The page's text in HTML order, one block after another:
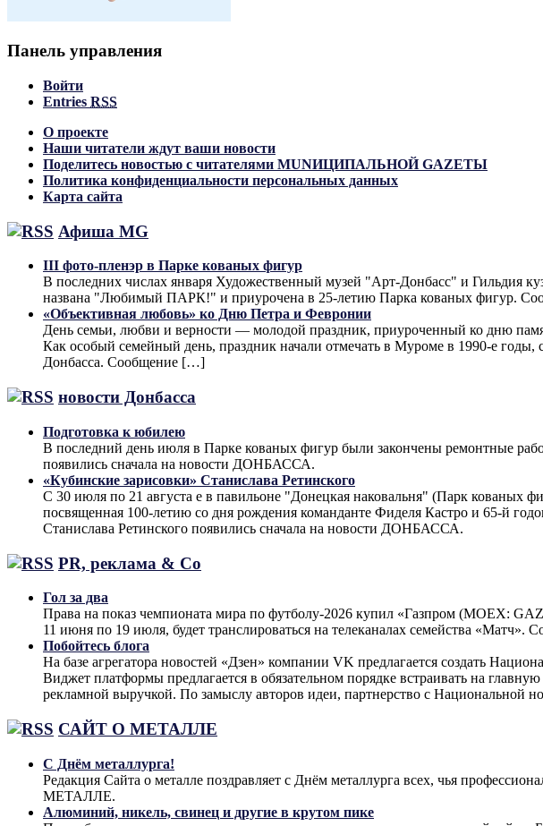
Панель управления
Войти
Entries RSS
О проекте
Наши читатели ждут ваши новости
Поделитесь новостью с читателями MUNИЦИПАЛЬНОЙ GAZЕТЫ
Политика конфиденциальности персональных данных
Карта сайта
Афиша MG
III фото-пленэр в Парке кованых фигур
В последних числах января Художественный музей "Арт-Донбасс" и Гильдия
названа "Любимый ПАРК!" и приурочена в 25-летию Парка кованых фигур.
«Объективная любовь» ко Дню Петра и Февронии
День семьи, любви и верности — молодой праздник, приуроченный ко дню
Как особый семейный день, праздник начали отмечать в Муроме в 1990-е
Донбасса. Сообщение […]
новости Донбасса
Подготовка к юбилею
В последний день июля в Парке кованых фигур были закончены ремонтные
появились сначала на новости ДОНБАССА.
«Кубинские зарисовки» Станислава Ретинского
С 30 июля по 21 августа е в павильоне "Донецкая наковальня" (Парк кованых
посвященная 100-летию со дня рождения команданте Фиделя Кастро и 65-й
Станислава Ретинского появились сначала на новости ДОНБАССА.
PR, реклама & Co
Гол за два
Права на показ чемпионата мира по футболу-2026 купил «Газпром (MOEX:
11 июня по 19 июля, будет транслироваться на телеканалах семейства «Матч».
Побойтесь блога
На базе агрегатора новостей «Дзен» компании VK предлагается создать
Виджет платформы предлагается в обязательном порядке встраивать на
рекламной выручкой. По замыслу авторов идеи, партнерство с
САЙТ О МЕТАЛЛЕ
С Днём металлурга!
Редакция Сайта о металле поздравляет с Днём металлурга всех, чья
МЕТАЛЛЕ.
Алюминий, никель, свинец и другие в крутом пике